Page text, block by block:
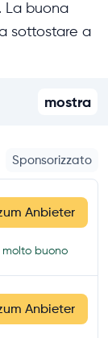
La buona
sottostare a
mostra
Sponsorizzato
Anbieter
molto buono
Anbieter